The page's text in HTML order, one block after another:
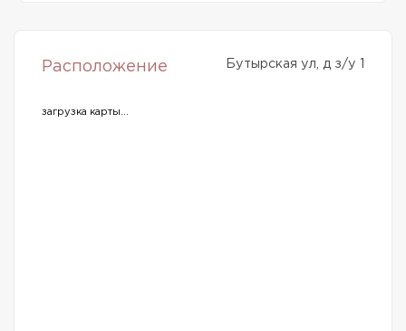
Расположение Бутырская ул, д з/у 1
загрузка карты...